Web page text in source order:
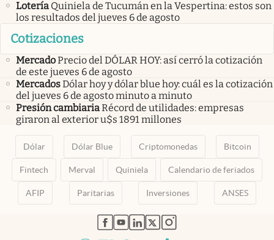
Lotería Quiniela de Tucumán en la Vespertina: estos son
los resultados del jueves 6 de agosto
Cotizaciones
MercadoPrecio del DÓLAR HOY: así cerró la cotización
de este jueves 6 de agosto
MercadosDólar hoy y dólar blue hoy: cuál es la cotización
del jueves 6 de agosto minuto a minuto
Presión cambiariaRécord de utilidades: empresas
giraron al exterior u$s 1891 millones
Dólar Dólar Blue Criptomonedas Bitcoin
Fintech Merval Quiniela Calendario de feriados
AFIP Paritarias Inversiones ANSES
abre en nueva pestaña
abre en nueva pestaña
abre en nueva pestaña
abre en nueva pestaña
abre en nueva pestaña